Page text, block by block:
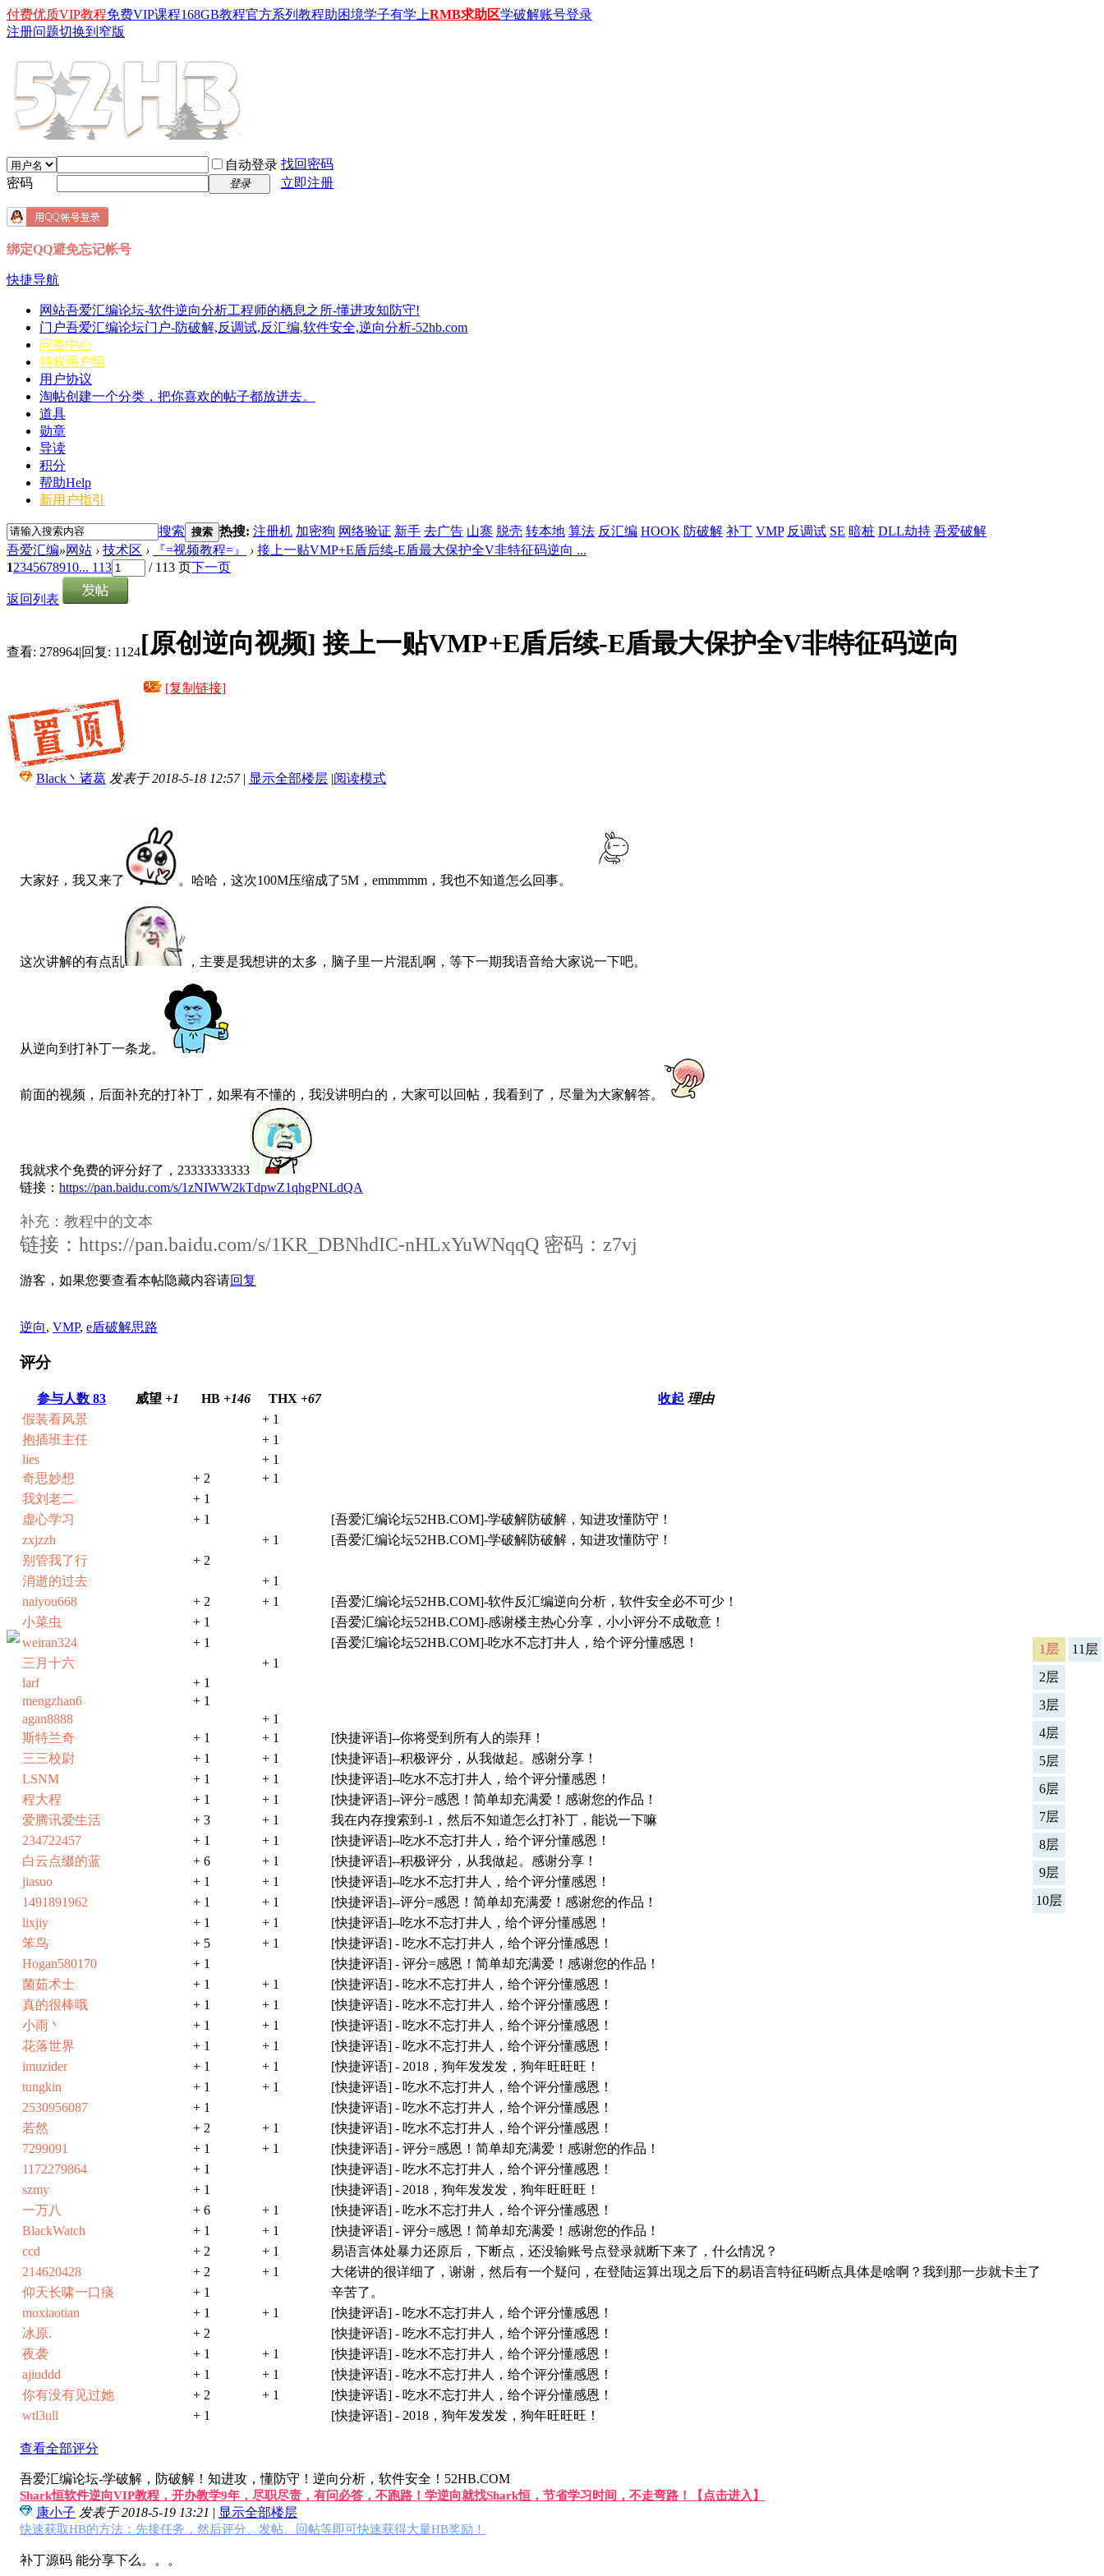
付费优质VIP教程免费VIP课程168GB教程官方系列教程助困境学子有学上RMB求助区学破解账号登录
注册问题切换到窄版
自动登录 找回密码
密码
登录 立即注册
绑定QQ避免忘记帐号
快捷导航
网站吾爱汇编论坛-软件逆向分析工程师的栖息之所-懂进攻知防守!
门户吾爱汇编论坛门户-防破解,反调试,反汇编,软件安全,逆向分析-52hb.com
问答中心
特权用户组
用户协议
淘帖创建一个分类，把你喜欢的帖子都放进去。
道具
勋章
导读
积分
帮助Help
新用户指引
搜索 搜索 热搜: 注册机 加密狗 网络验证 新手 去广告 山寨 脱壳 转本地 算法 反汇编 HOOK 防破解 补丁 VMP 反调试 SE 暗桩 DLL劫持 吾爱破解
吾爱汇编»网站 › 技术区 › 『=视频教程=』 › 接上一贴VMP+E盾后续-E盾最大保护全V非特征码逆向 ...
12345678910... 113 / 113 页下一页
返回列表
查看: 278964|回复: 1124[原创逆向视频]接上一贴VMP+E盾后续-E盾最大保护全V非特征码逆向
[复制链接]
Black丶诸葛 发表于 2018-5-18 12:57 | 显示全部楼层 |阅读模式
大家好，我又来了 。哈哈，这次100M压缩成了5M，emmmmm，我也不知道怎么回事。
这次讲解的有点乱 ，主要是我想讲的太多，脑子里一片混乱啊，等下一期我语音给大家说一下吧。
从逆向到打补丁一条龙。
前面的视频，后面补充的打补丁，如果有不懂的，我没讲明白的，大家可以回帖，我看到了，尽量为大家解答。
我就求个免费的评分好了，23333333333
链接： https://pan.baidu.com/s/1zNIWW2kTdpwZ1qhgPNLdQA
补充：教程中的文本
链接： https://pan.baidu.com/s/1KR_DBNhdIC-nHLxYuWNqqQ 密码：z7vj
游客，如果您要查看本帖隐藏内容请回复
逆向, VMP, e盾破解思路
评分
参与人数 83 威望 +1 HB +146 THX +67 收起 理由
假装看风景
+ 1
抱插班主任
+ 1
lies
+ 1
奇思妙想
+ 2
+ 1
我刘老二
+ 1
虚心学习
+ 1
[吾爱汇编论坛52HB.COM]-学破解防破解，知进攻懂防守！
zxjzzh
+ 1
[吾爱汇编论坛52HB.COM]-学破解防破解，知进攻懂防守！
别管我了行
+ 2
消逝的过去
+ 1
naiyou668
+ 2 + 1
[吾爱汇编论坛52HB.COM]-软件反汇编逆向分析，软件安全必不可少！
小菜虫
+ 1
[吾爱汇编论坛52HB.COM]-感谢楼主热心分享，小小评分不成敬意！
weiran324
+ 1
[吾爱汇编论坛52HB.COM]-吃水不忘打井人，给个评分懂感恩！
三月十六
+ 1
larf
+ 1
mengzhan6
+ 1
agan8888
+ 1
斯特兰奇
+ 1 + 1
[快捷评语]--你将受到所有人的崇拜！
三三校尉
+ 1 + 1
[快捷评语]--积极评分，从我做起。感谢分享！
LSNM
+ 1 + 1
[快捷评语]--吃水不忘打井人，给个评分懂感恩！
程大程
+ 1 + 1
[快捷评语]--评分=感恩！简单却充满爱！感谢您的作品！
爱腾讯爱生活
+ 3 + 1
我在内存搜索到-1，然后不知道怎么打补丁，能说一下嘛
234722457
+ 1 + 1
[快捷评语]--吃水不忘打井人，给个评分懂感恩！
白云点缀的蓝
+ 6 + 1
[快捷评语]--积极评分，从我做起。感谢分享！
jiasuo
+ 1 + 1
[快捷评语]--吃水不忘打井人，给个评分懂感恩！
1491891962
+ 1 + 1
[快捷评语]--评分=感恩！简单却充满爱！感谢您的作品！
lixjiy
+ 1 + 1
[快捷评语]--吃水不忘打井人，给个评分懂感恩！
笨鸟
+ 5 + 1
[快捷评语] - 吃水不忘打井人，给个评分懂感恩！
Hogan580170
+ 1
[快捷评语] - 评分=感恩！简单却充满爱！感谢您的作品！
菌茹术士
+ 1 + 1
[快捷评语] - 吃水不忘打井人，给个评分懂感恩！
真的很棒哦
+ 1 + 1
[快捷评语] - 吃水不忘打井人，给个评分懂感恩！
小雨丶
+ 1 + 1
[快捷评语] - 吃水不忘打井人，给个评分懂感恩！
花落世界
+ 1 + 1
[快捷评语] - 吃水不忘打井人，给个评分懂感恩！
imuzider
+ 1 + 1
[快捷评语] - 2018，狗年发发发，狗年旺旺旺！
tungkin
+ 1 + 1
[快捷评语] - 吃水不忘打井人，给个评分懂感恩！
2530956087
+ 1
[快捷评语] - 吃水不忘打井人，给个评分懂感恩！
若然
+ 2 + 1
[快捷评语] - 吃水不忘打井人，给个评分懂感恩！
7299091
+ 1 + 1
[快捷评语] - 评分=感恩！简单却充满爱！感谢您的作品！
1172279864
+ 1
[快捷评语] - 吃水不忘打井人，给个评分懂感恩！
szmy
+ 1
[快捷评语] - 2018，狗年发发发，狗年旺旺旺！
一万八
+ 6 + 1
[快捷评语] - 吃水不忘打井人，给个评分懂感恩！
BlackWatch
+ 1 + 1
[快捷评语] - 评分=感恩！简单却充满爱！感谢您的作品！
ccd
+ 2 + 1
易语言体处暴力还原后，下断点，还没输账号点登录就断下来了，什么情况？
214620428
+ 2 + 1
大佬讲的很详细了，谢谢，然后有一个疑问，在登陆运算出现之后下的易语言特征码断点具体是啥啊？我到那一步就卡主了
仰天长啸一口痰
+ 1
辛苦了。
moxiaotian
+ 1 + 1
[快捷评语] - 吃水不忘打井人，给个评分懂感恩！
冰原.
+ 2
[快捷评语] - 吃水不忘打井人，给个评分懂感恩！
夜袭
+ 1 + 1
[快捷评语] - 吃水不忘打井人，给个评分懂感恩！
ajiuddd
+ 1 + 1
[快捷评语] - 吃水不忘打井人，给个评分懂感恩！
你有没有见过她
+ 2 + 1
[快捷评语] - 吃水不忘打井人，给个评分懂感恩！
wtl3ull
+ 1 [快捷评语] - 2018，狗年发发发，狗年旺旺旺！
查看全部评分
吾爱汇编论坛-学破解，防破解！知进攻，懂防守！逆向分析，软件安全！52HB.COM
Shark恒软件逆向VIP教程，开办教学9年，尽职尽责，有问必答，不跑路！学逆向就找Shark恒，节省学习时间，不走弯路！【点击进入】
康小子 发表于 2018-5-19 13:21 | 显示全部楼层
快速获取HB的方法：先接任务，然后评分、发帖、回帖等即可快速获得大量HB奖励！
补丁源码 能分享下么。。。
1层
11层
2层
3层
4层
5层
6层
7层
8层
9层
10层